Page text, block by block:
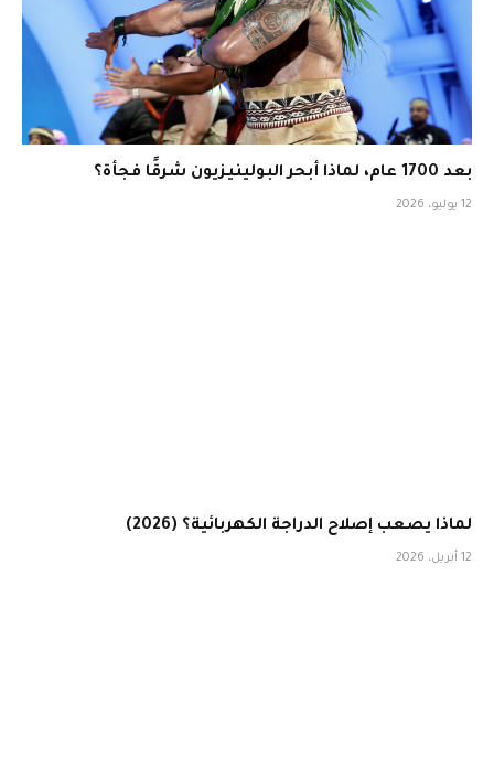
بعد 1700 عام، لماذا أبحر البولينيزيون شرقًا فجأة؟
12 يوليو، 2026
لماذا يصعب إصلاح الدراجة الكهربائية؟ (2026)
12 أبريل، 2026